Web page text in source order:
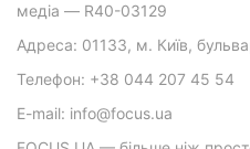
медіа — R40-03129
Адреса: 01133, м. Київ,
Телефон: +38 044 207 45 54
E-mail: info@focus.ua